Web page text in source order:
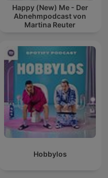
Happy (New) Me - Der
Abnehmpodcast von
Martina Reuter
Hobbylos